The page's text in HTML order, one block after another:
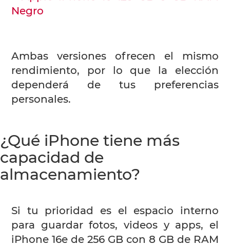
Negro
Ambas versiones ofrecen el mismo
rendimiento, por lo que la elección
dependerá de tus preferencias
personales.
¿Qué iPhone tiene más
capacidad de
almacenamiento?
Si tu prioridad es el espacio interno
para guardar fotos, videos y apps, el
iPhone 16e de 256 GB con 8 GB de RAM